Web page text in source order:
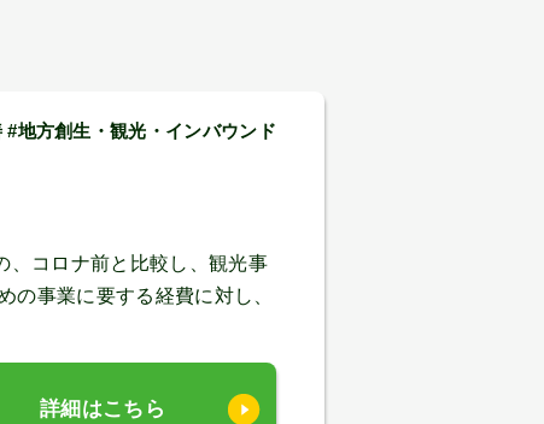
地方創生・観光・インバウンド
、コロナ前と比較し、観光事
の事業に要する経費に対し、
詳細はこちら